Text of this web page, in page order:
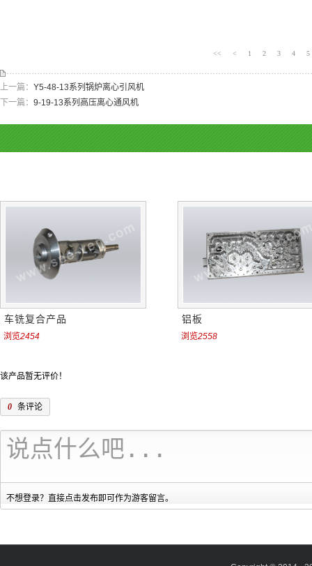
<< < 1 2 3 4 5
上一篇： Y5-48-13系列锅炉离心引风机
下一篇： 9-19-13系列高压离心通风机
车铣复合产品
浏览2454
铝板
浏览2558
该产品暂无评价！
0 条评论
不想登录？直接点击发布即可作为游客留言。